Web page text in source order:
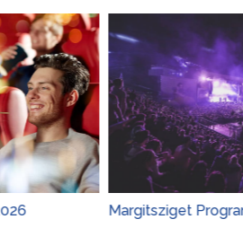
Margitsziget Programok 2026